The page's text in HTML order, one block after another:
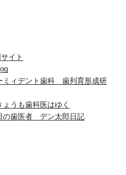
イト
ミィデント歯科 歯列育形成研
うも歯科医はゆく
歯医者 デン太郎日記